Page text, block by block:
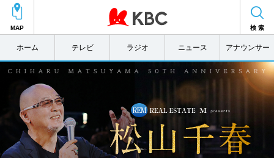
MAP 検 索
ホーム テレビ ラジオ ニュース アナウンサー